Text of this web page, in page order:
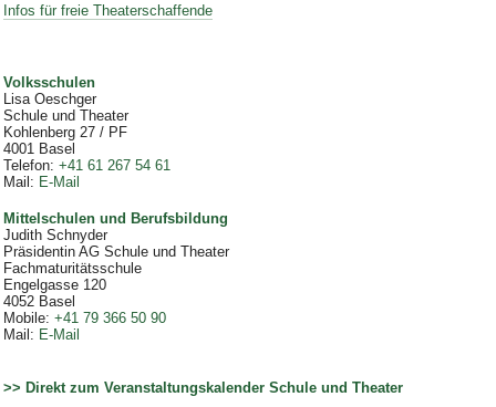
Infos für freie Theaterschaffende
Volksschulen
Lisa Oeschger
Schule und Theater
Kohlenberg 27 / PF
4001 Basel
Telefon: +41 61 267 54 61
Mail : E-Mail
Mittelschulen und Berufsbildung
Judith Schnyder
Präsidentin AG Schule und Theater
Fachmaturitätsschule
Engelgasse 120
4052 Basel
Mobile: +41 79 366 50 90
Mail : E-Mail
>> Direkt zum Veranstaltungskalender Schule und Theater